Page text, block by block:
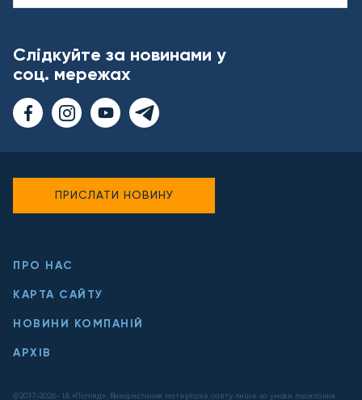
Слідкуйте за новинами у
соц. мережах
ПРО НАС
КАРТА САЙТУ
НОВИНИ КОМПАНІЙ
АРХІВ
@2017-2026- ІА «Погляд». Використання матеріалів сайту лише за умови посилання
ПРИСЛАТИ НОВИНУ